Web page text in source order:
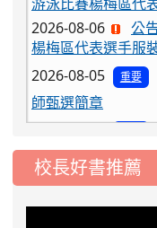
2026-08-06
公
楊梅區代表選手服
2026-08-05
2026-08-03
2026-07-31
公告
校長好書推薦